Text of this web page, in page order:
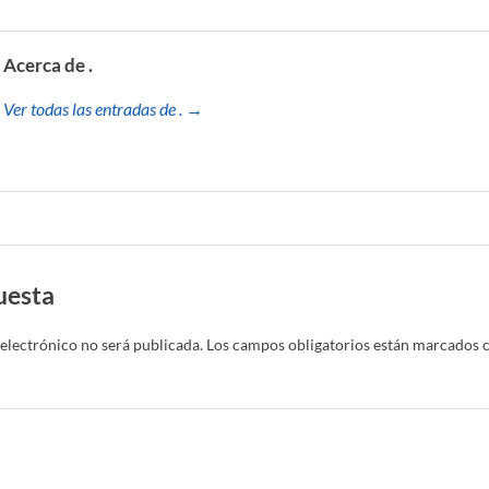
Acerca de .
Ver todas las entradas de . →
no será publicada. Los campos obligatorios están marcados